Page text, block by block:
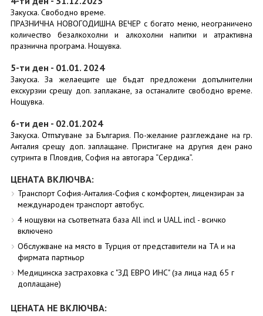
Закуска. Свободно време.
ПРАЗНИЧНА НОВОГОДИШНА ВЕЧЕР с богато меню, неограничено
количество безалкохолни и алкохолни напитки и атрактивна
празнична програма. Нощувка.
5-ти ден - 01.01. 2024
Закуска. За желаещите ще бъдат предложени допълнителни
екскурзии срещу доп. заплакане, за останалите свободно време.
Нощувка.
6-ти ден - 02.01.2024
Закуска. Отпътуване за България. По-желание разглеждане на гр.
Анталия срещу доп. заплащане. Пристигане на другия ден рано
сутринта в Пловдив, София на автогара “Сердика”.
ЦЕНАТА ВКЛЮЧВА:
Транспорт София-Анталия-София с комфортен, лицензиран за
международен транспорт автобус.
4 нощувки на съответната база All incl и UALL incl - всичко
включено
Обслужване на място в Турция от представители на ТА и на
фирмата партньор
Медицинска застраховка с "ЗД ЕВРО ИНС" (за лица над 65 г
доплащане)
ЦЕНАТА НЕ ВКЛЮЧВА: